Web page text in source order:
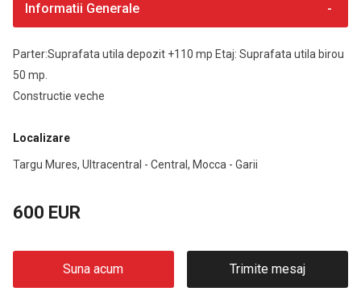
Informatii Generale
Parter:Suprafata utila depozit +110 mp Etaj: Suprafata utila birou
50 mp.
Constructie veche
Localizare
Targu Mures, Ultracentral - Central, Mocca - Garii
600 EUR
Suna acum Trimite mesaj